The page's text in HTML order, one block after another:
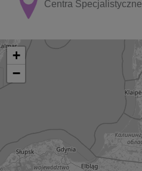
Centra Specjalistyczne
+
−